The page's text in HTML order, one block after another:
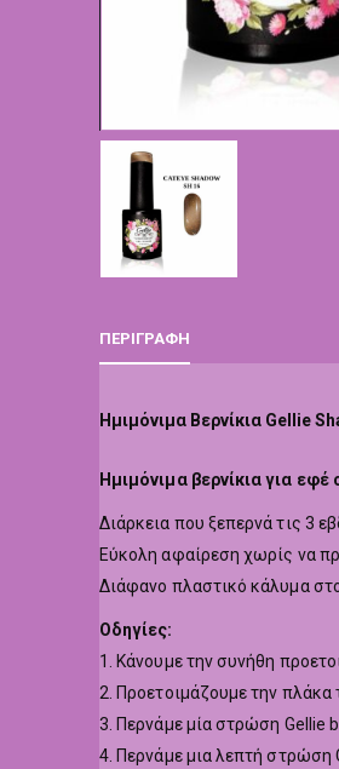
ΠΕΡΙΓΡΑΦΉ
Ημιμόνιμα Βερνίκια Gellie
Hμιμόνιμα βερνίκια για
Διάρκεια που ξεπερνά τις 3
Εύκολη αφαίρεση χωρίς να
Διάφανο πλαστικό κάλυμα
Οδηγίες:
1. Κάνουμε την συνήθη
2. Προετοιμάζουμε την
3. Περνάμε μία στρώση Gellie
4. Περνάμε μια λεπτή στρώση